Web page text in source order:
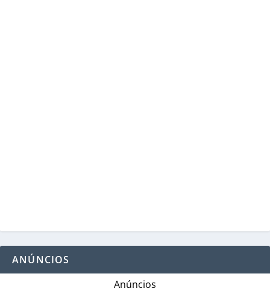
ANÚNCIOS
Anúncios